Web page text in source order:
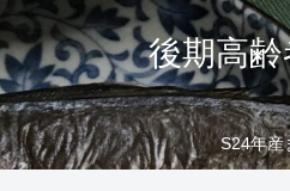
後期高
S24年産